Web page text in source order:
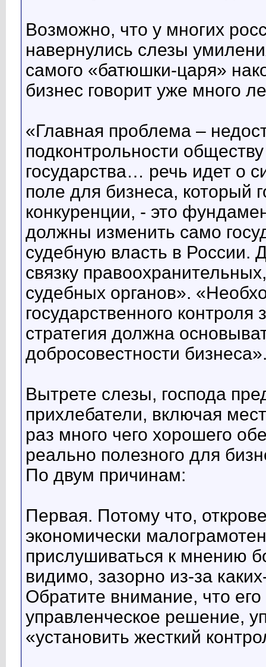
Возможно, что у многих
навернулись слезы
самого «батюшки-царя»
бизнес говорит уже много
«Главная проблема –
подконтрольности
государства… речь идет о
поле для бизнеса, который
конкуренции, - это
должны изменить само
судебную власть в России.
связку
судебных органов».
государственного
стратегия должна
добросовестности
Вытрете слезы, господа
прихлебатели, включая
раз много чего хорошего
реально полезного для
По двум причинам:
Первая. Потому что,
экономически
прислушиваться к мнению
видимо, зазорно из-за
Обратите внимание, что
управленческое решение,
«установить жесткий